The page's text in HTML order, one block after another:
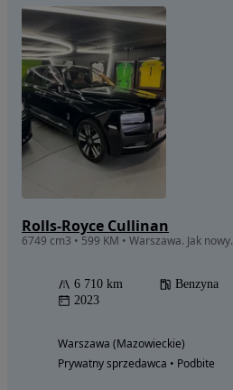
Rolls-Royce Cullinan
6749 cm3 • 599 KM • Warszawa. Jak nowy.
6 710 km Benzyna
2023
Warszawa (Mazowieckie)
Prywatny sprzedawca • Podbite